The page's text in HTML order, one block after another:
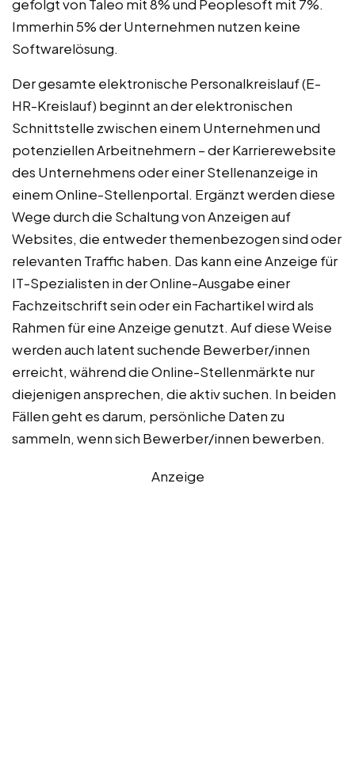
gefolgt von Taleo mit 8% und Peoplesoft mit 7%.
Immerhin 5% der Unternehmen nutzen keine
Softwarelösung.
Der gesamte elektronische Personalkreislauf (E-
HR-Kreislauf) beginnt an der elektronischen
Schnittstelle zwischen einem Unternehmen und
potenziellen Arbeitnehmern – der Karrierewebsite
des Unternehmens oder einer Stellenanzeige in
einem Online-Stellenportal. Ergänzt werden diese
Wege durch die Schaltung von Anzeigen auf
Websites, die entweder themenbezogen sind oder
relevanten Traffic haben. Das kann eine Anzeige für
IT-Spezialisten in der Online-Ausgabe einer
Fachzeitschrift sein oder ein Fachartikel wird als
Rahmen für eine Anzeige genutzt. Auf diese Weise
werden auch latent suchende Bewerber/innen
erreicht, während die Online-Stellenmärkte nur
diejenigen ansprechen, die aktiv suchen. In beiden
Fällen geht es darum, persönliche Daten zu
sammeln, wenn sich Bewerber/innen bewerben.
Anzeige